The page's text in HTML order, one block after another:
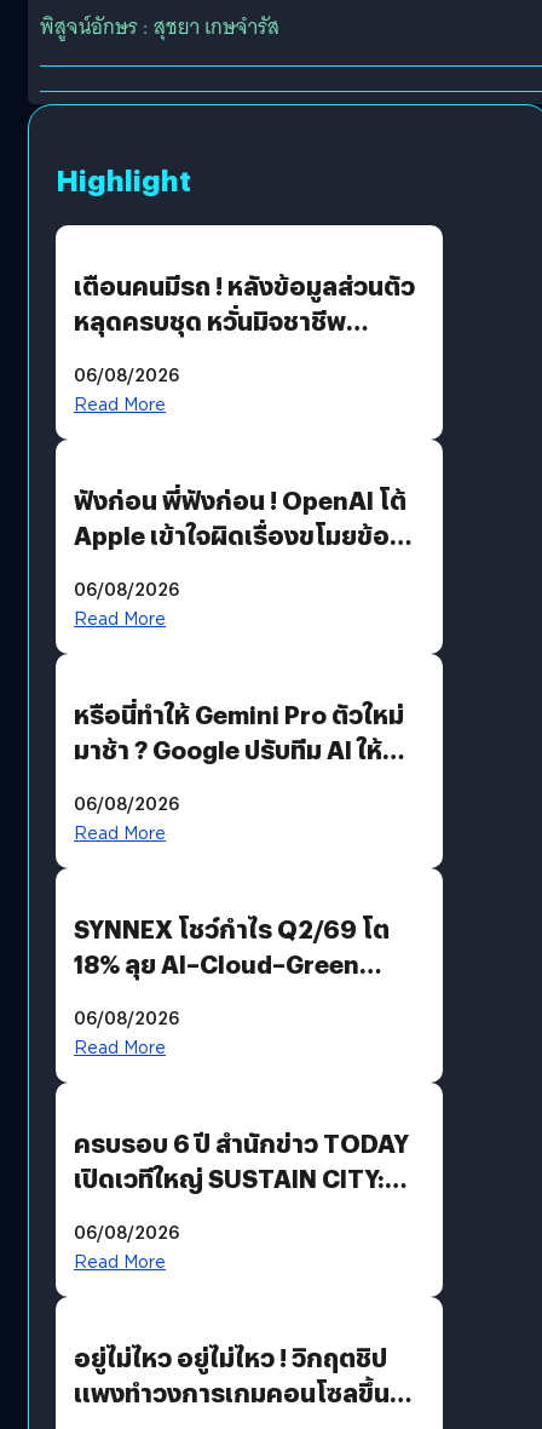
พิสูจน์อักษร : สุชยา เกษจำรัส
Highlight
เตือนคนมีรถ ! หลังข้อมูลส่วนตัว
หลุดครบชุด หวั่นมิจชาชีพ
รหัสผ่านหลุด ไม่ใช่แฮ็กเกอร์
06/08/2026
Read More
ฟังก่อน พี่ฟังก่อน ! OpenAI โต้
Apple เข้าใจผิดเรื่องขโมยข้อมูล
06/08/2026
Read More
หรือนี่ทำให้ Gemini Pro ตัวใหม่
มาช้า ? Google ปรับทีม AI ให้
AGI
06/08/2026
Read More
SYNNEX โชว์กำไร Q2/69 โต
18% ลุย AI–Cloud–Green
Revenue เร่งเครื่อง New
06/08/2026
Read More
ครบรอบ 6 ปี สำนักข่าว TODAY
เปิดเวทีใหญ่ SUSTAIN CITY:
แนวทางปรับตัวสู่เศรษฐกิจสี
06/08/2026
Read More
อยู่ไม่ไหว อยู่ไม่ไหว ! วิกฤตชิป
แพงทำวงการเกมคอนโซลขึ้น